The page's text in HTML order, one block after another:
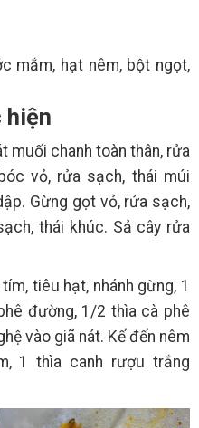
mắm, hạt nêm, bột ngọt,
hiện
muối chanh toàn thân, rửa
vỏ, rửa sạch, thái múi
Gừng gọt vỏ, rửa sạch,
thái khúc. Sả cây rửa
tiêu hạt, nhánh gừng, 1
đường, 1/2 thìa cà phê
vào giã nát. Kế đến nêm
1 thìa canh rượu trắng